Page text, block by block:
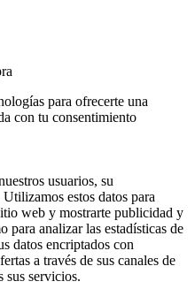
para ofrecerte una
con tu consentimiento
usuarios, su
estos datos para
web y mostrarte publicidad y
para analizar las estadísticas de
datos encriptados con
a través de sus canales de
sus servicios.